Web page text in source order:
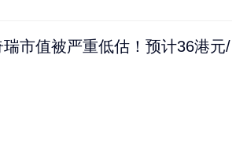
市值被严重低估！预计36港元/